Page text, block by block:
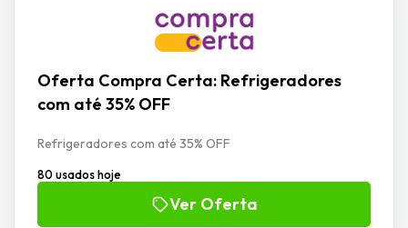
Oferta Compra Certa: Refrigeradores
com até 35% OFF
Refrigeradores com até 35% OFF
80 usados hoje
Ver Oferta